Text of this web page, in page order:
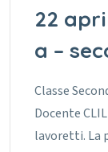
22
a –
Classe
Docente
lavoretti. La